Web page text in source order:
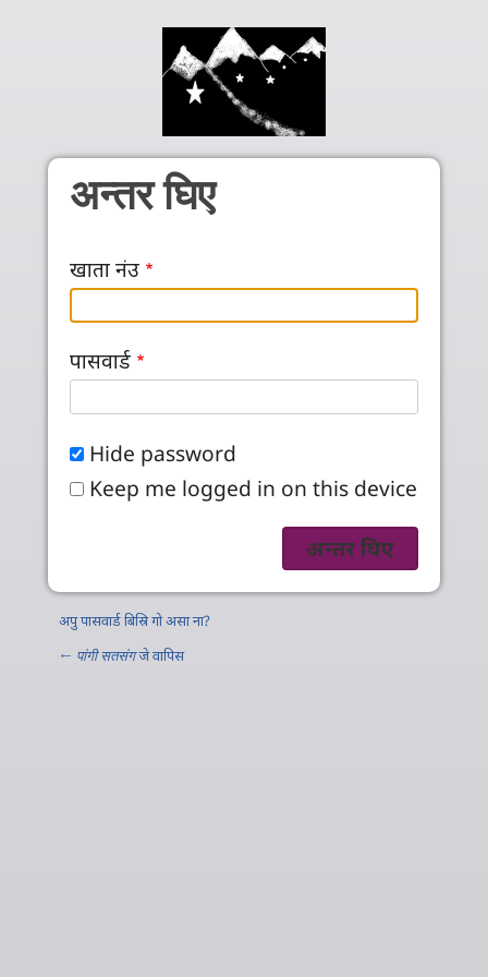
अन्तर घिए
खाता नंउ
पासवार्ड
Hide password
Keep me logged in on this device
अपु पासवार्ड बिस्रि गो असा ना?
← पांगी सतसंगजे वापिस